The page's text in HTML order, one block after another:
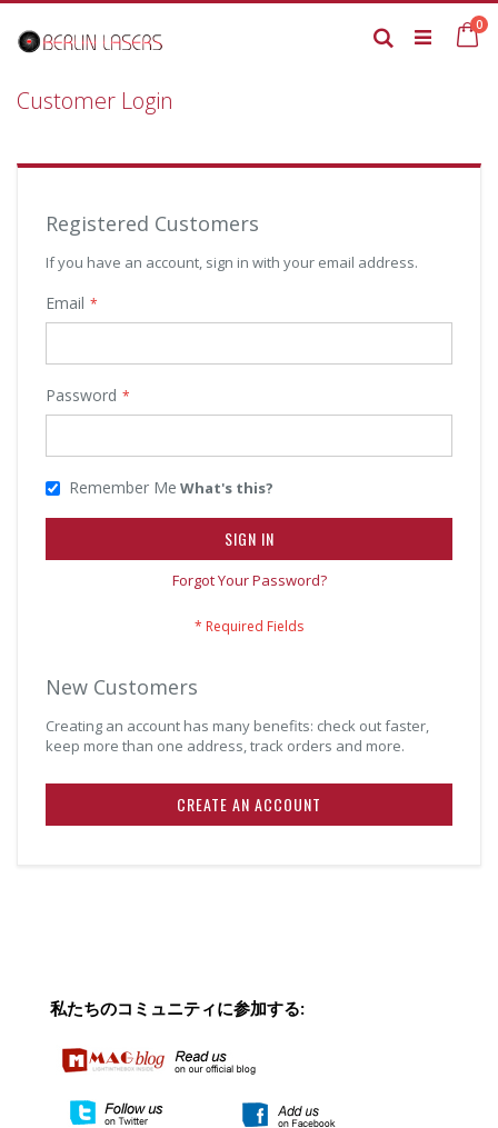
to
Content
0
Search
Customer Login
Registered Customers
If you have an account, sign in with your email address.
Email
Password
Remember Me What's this?
SIGN IN
Forgot Your Password?
New Customers
Creating an account has many benefits: check out faster,
keep more than one address, track orders and more.
CREATE AN ACCOUNT
私たちのコミュニティに参加する: